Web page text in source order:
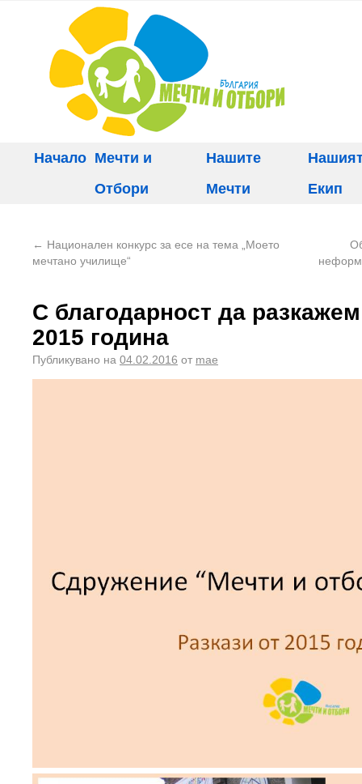
Начало Мечти и
Отбори
Нашите
Мечти
Екип
← Национален конкурс за есе на тема „Моето
мечтано училище“
С благодарност да
2015 година
Публикувано на 04.02.2016 от mae